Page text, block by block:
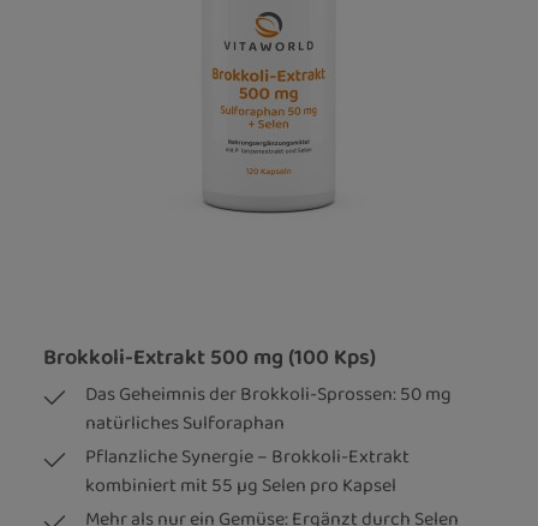
Brokkoli-Extrakt 500 mg (100 Kps)
Das Geheimnis der Brokkoli-Sprossen: 50 mg
natürliches Sulforaphan
Pflanzliche Synergie – Brokkoli-Extrakt
kombiniert mit 55 µg Selen pro Kapsel
Mehr als nur ein Gemüse: Ergänzt durch Selen